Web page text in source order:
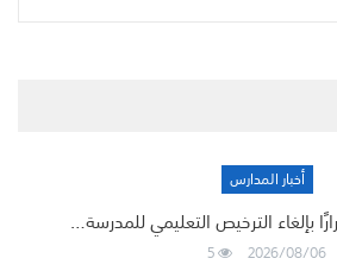
أخبار المدارس
بإلغاء الترخيص التعليمي للمدرسة…
2026/08/06
5